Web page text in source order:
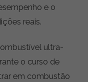
e o
reais.
ultra-
o curso de
em combustão